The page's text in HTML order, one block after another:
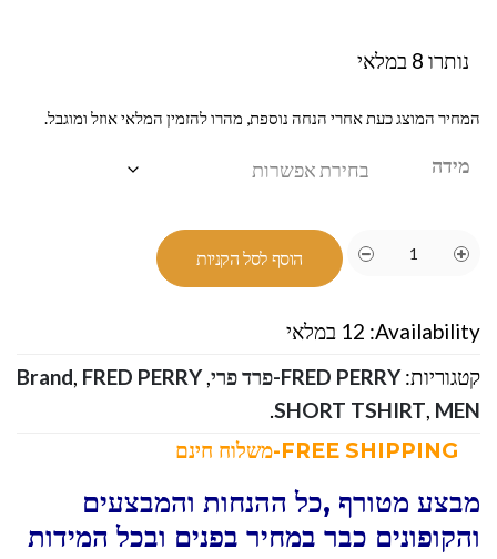
נותרו 8 במלאי
המחיר המוצג כעת אחרי הנחה נוספת, מהרו להזמין המלאי אוזל ומוגבל.
מידה
הוסף לסל הקניות
Availability: 12 במלאי
קטגוריות: FRED PERRY-פרד פרי ,
Brand, FRED PERRY
SHORT TSHIRT, MEN
.
מבצע מטורף ,כל ההנחות והמבצעים
והקופונים כבר במחיר בפנים ובכל המידות